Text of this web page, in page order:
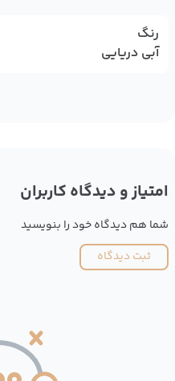
رنگ
آبی دریایی
امتیاز و دیدگاه کاربران
شما هم دیدگاه خود را بنویسید
ثبت دیدگاه